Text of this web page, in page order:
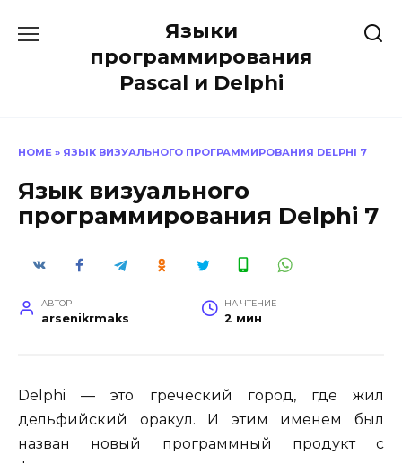
содержанию
Языки
программирования
Pascal и Delphi
HOME » ЯЗЫК ВИЗУАЛЬНОГО ПРОГРАММИРОВАНИЯ DELPHI 7
Язык визуального
программирования Delphi 7
АВТОР
arsenikrmaks
НА ЧТЕНИЕ
2 мин
Delphi — это греческий город, где жил
дельфийский оракул. И этим именем был
назван новый программный продукт с